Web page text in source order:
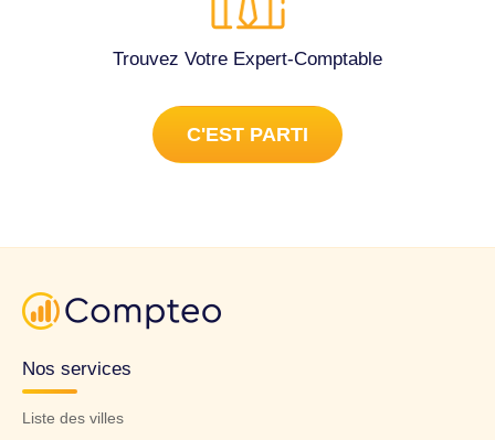
Trouvez Votre Expert-Comptable
C'EST PARTI
Nos services
Liste des villes